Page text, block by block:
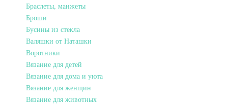
Браслеты, манжеты
Броши
Бусины из стекла
Валяшки от Наташки
Воротники
Вязание для детей
Вязание для дома и уюта
Вязание для женщин
Вязание для животных